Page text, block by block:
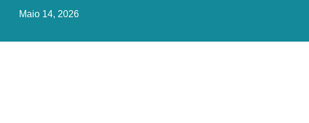
Maio 14, 2026